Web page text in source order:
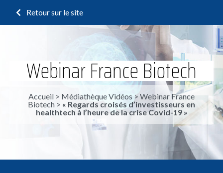
Retour sur le site
Webinar France Biotech
Accueil > Médiathèque Vidéos > Webinar France
Biotech > « Regards croisés d’investisseurs en
healthtech à l’heure de la crise Covid-19 »